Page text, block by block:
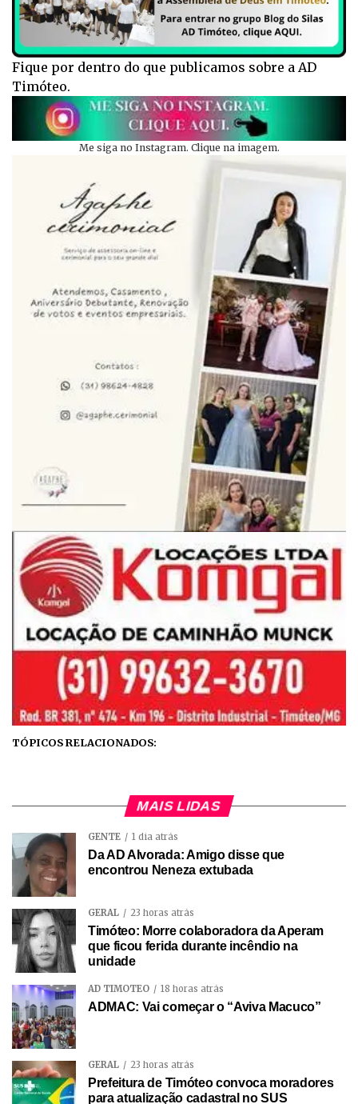
Fique por dentro do que publicamos sobre a AD
Timóteo.
Me siga no Instagram. Clique na imagem.
TÓPICOS RELACIONADOS:
MAIS LIDAS
GENTE 1 dia atrás
Da AD Alvorada: Amigo disse que
encontrou Neneza extubada
GERAL 23 horas atrás
Timóteo: Morre colaboradora da Aperam
que ficou ferida durante incêndio na
unidade
AD TIMÓTEO 18 horas atrás
ADMAC: Vai começar o “Aviva Macuco”
GERAL 23 horas atrás
Prefeitura de Timóteo convoca moradores
para atualização cadastral no SUS